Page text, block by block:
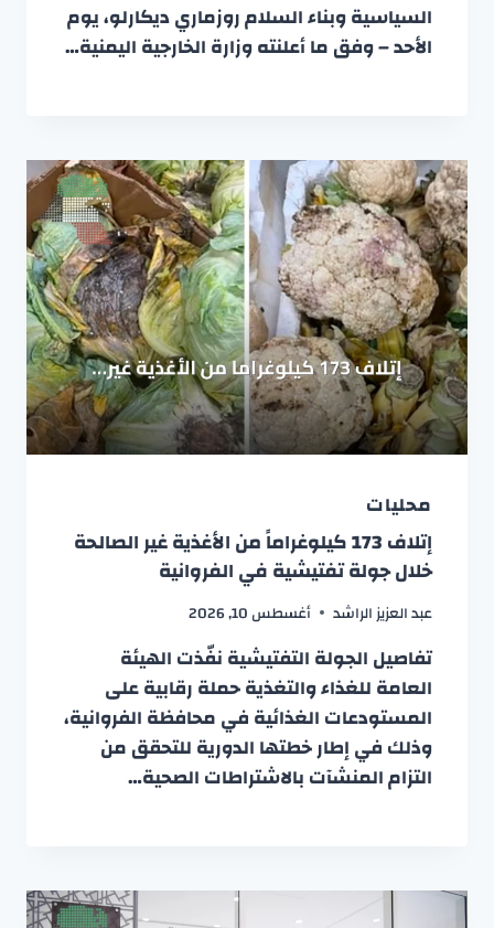
السياسية وبناء السلام روزماري ديكارلو، يوم
الأحد – وفق ما أعلنته وزارة الخارجية اليمنية…
محليات
إتلاف 173 كيلوغراماً من الأغذية غير الصالحة
خلال جولة تفتيشية في الفروانية
عبد العزيز الراشد أغسطس 10, 2026
تفاصيل الجولة التفتيشية نفّذت الهيئة
العامة للغذاء والتغذية حملة رقابية على
المستودعات الغذائية في محافظة الفروانية،
وذلك في إطار خطتها الدورية للتحقق من
التزام المنشآت بالاشتراطات الصحية…